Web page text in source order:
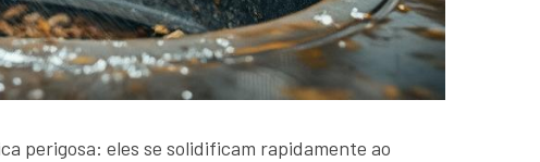
perigosa: eles se solidificam rapidamente ao